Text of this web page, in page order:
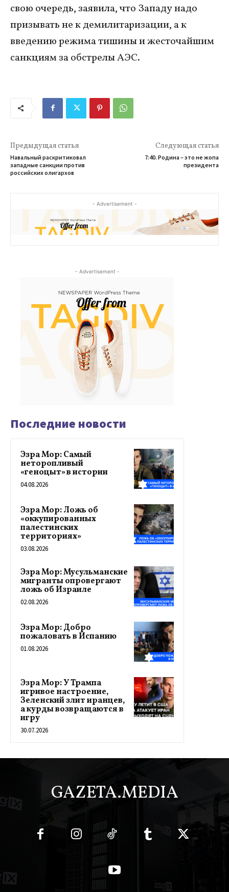
свою очередь, заявила, что Западу надо
призывать не к демилитаризации, а к
введению режима тишины и жесточайшим
санкциям за обстрелы АЭС.
Предыдущая статья
Навальный раскритиковал
западные санкции против
российских олигархов
Следующая статья
7:40. Родина – это не жопа
президента
- Advertisement -
- Advertisement -
Последние новости
Эзра Мор: Самый
неторопливый
«геноцыт» в истории
04.08.2026
Эзра Мор: Ложь об
«оккупированных
палестинских
территориях»
03.08.2026
Эзра Мор: Мусульманские
мигранты опровергают
ложь об Израиле
02.08.2026
Эзра Мор: Добро
пожаловать в Испанию
01.08.2026
Эзра Мор: У Трампа
игривое настроение,
Зеленский злит иранцев,
а курды возвращаются в
игру
30.07.2026
GAZETA.MEDIA